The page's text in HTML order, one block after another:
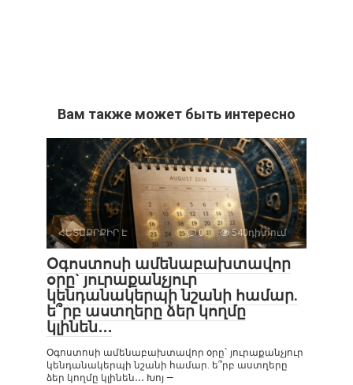
Вам также может быть интересно
ՀԵՏԱՔՐՔԻՐ Է 0 540դիտում
Օգոստոսի ամենաբախտավոր
օրը` յուրաքանչյուր
կենդանակերպի նշանի համար.
ե՞րբ աստղերը ձեր կողմը
կլինեն․․․
Օգոստոսի ամենաբախտավոր օրը` յուրաքանչյուր
կենդանակերպի նշանի համար. ե՞րբ աստղերը
ձեր կողմը կլինեն․․․ Խոյ —